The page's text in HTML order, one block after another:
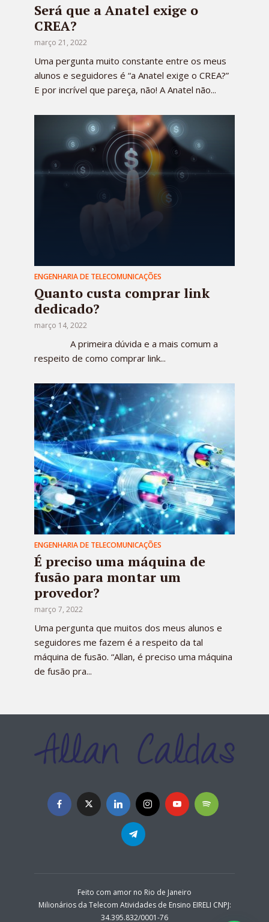
Será que a Anatel exige o
CREA?
março 21, 2022
Uma pergunta muito constante entre os meus
alunos e seguidores é “a Anatel exige o CREA?”
E por incrível que pareça, não! A Anatel não...
ENGENHARIA DE TELECOMUNICAÇÕES
Quanto custa comprar link
dedicado?
março 14, 2022
A primeira dúvida e a mais comum a
respeito de como comprar link...
ENGENHARIA DE TELECOMUNICAÇÕES
É preciso uma máquina de
fusão para montar um
provedor?
março 7, 2022
Uma pergunta que muitos dos meus alunos e
seguidores me fazem é a respeito da tal
máquina de fusão. “Allan, é preciso uma máquina
de fusão pra...
Feito com amor no Rio de Janeiro
Milionários da Telecom Atividades de Ensino EIRELI CNPJ:
34.395.832/0001-76